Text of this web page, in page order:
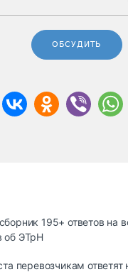
ОБСУДИТЬ
195+ ответов на
об ЭТрН
перевозчикам